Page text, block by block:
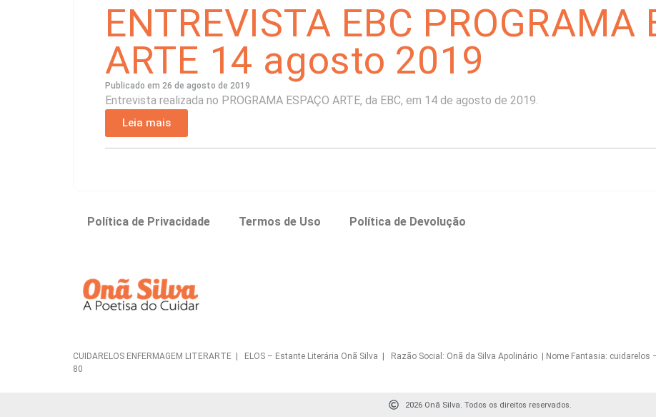
ENTREVISTA EBC PROGRAMA
ARTE 14 agosto 2019
Publicado em 26 de agosto de 2019
Entrevista realizada no PROGRAMA ESPAÇO ARTE, da EBC, em 14 de agosto de 2019.
Leia mais
Política de Privacidade Termos de Uso Política de Devolução
CUIDARELOS ENFERMAGEM LITERARTE | ELOS – Estante Literária Onã Silva | Razão Social: Onã da Silva Apolinário | Nome Fantasia:
80
2026 Onã Silva. Todos os direitos reservados.